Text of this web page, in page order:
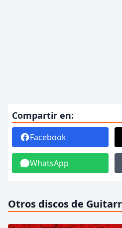
Compartir en:
Facebook
WhatsApp
Otros discos de